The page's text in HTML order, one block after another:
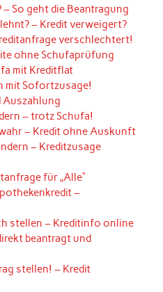
– So geht die Beantragung
– Kredit verweigert?
verschlechtert!
ohne Schufaprüfung
mit Kreditflat
mit Sofortzusage!
Auszahlung
– trotz Schufa!
– Kredit ohne Auskunft
– Kreditzusage
für „Alle“
–
stellen – Kreditinfo online
beantragt und
stellen! – Kredit